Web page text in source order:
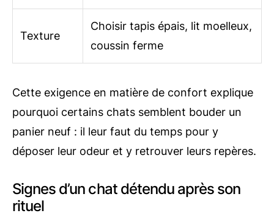
Texture
Choisir tapis épais, lit moelleux,
coussin ferme
Cette exigence en matière de confort explique
pourquoi certains chats semblent bouder un
panier neuf : il leur faut du temps pour y
déposer leur odeur et y retrouver leurs repères.
Signes d’un chat détendu après son
rituel